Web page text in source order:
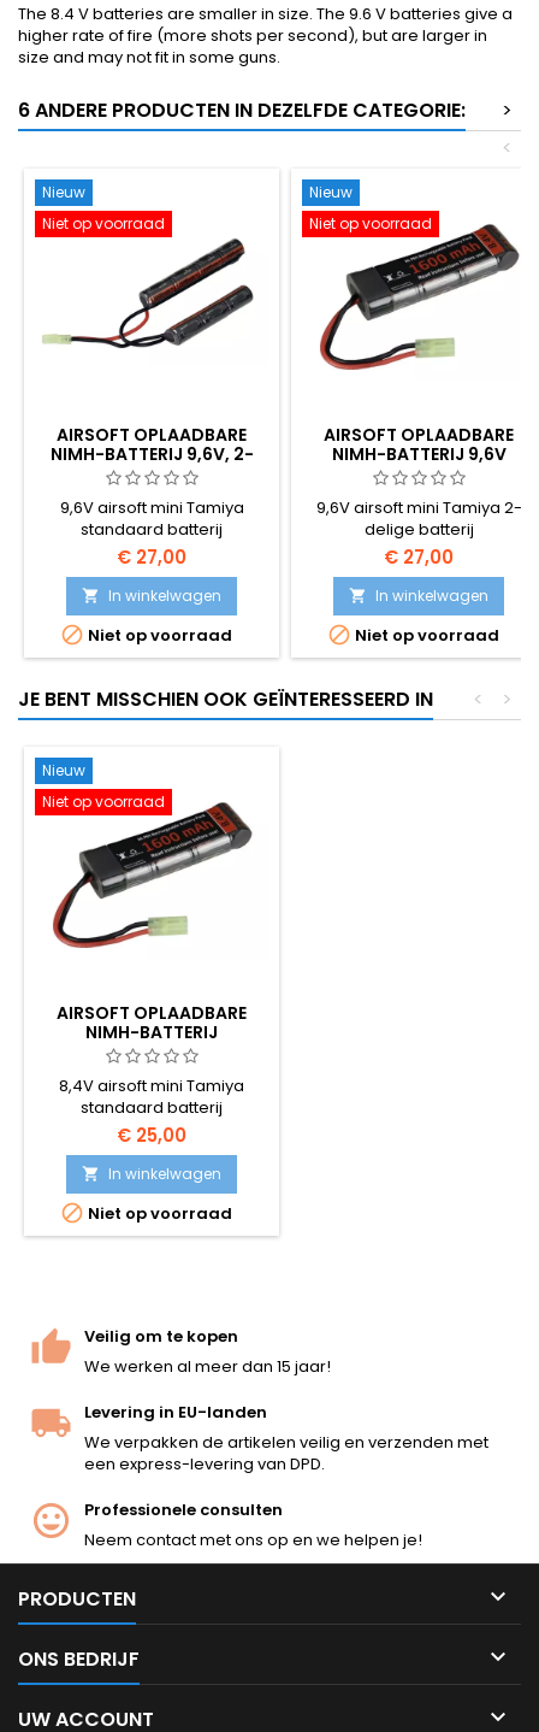
The 8.4 V batteries are smaller in size. The 9.6 V batteries give a
higher rate of fire (more shots per second), but are larger in
size and may not fit in some guns.
6 ANDERE PRODUCTEN IN DEZELFDE CATEGORIE:
>
<
Nieuw
Niet op voorraad
AIRSOFT OPLAADBARE
NIMH-BATTERIJ 9,6V, 2-
DELIG
9,6V airsoft mini Tamiya
standaard batterij
€ 27,00
 In winkelwagen
 Niet op voorraad
Nieuw
Niet op voorraad
AIRSOFT OPLAADBARE
NIMH-BATTERIJ 9,6V
9,6V airsoft mini Tamiya 2-
delige batterij
€ 27,00
 In winkelwagen
 Niet op voorraad
JE BENT MISSCHIEN OOK GEÏNTERESSEERD IN >
<
Nieuw
Niet op voorraad
AIRSOFT OPLAADBARE
NIMH-BATTERIJ
8,4V airsoft mini Tamiya
standaard batterij
€ 25,00
 In winkelwagen
 Niet op voorraad
Veilig om te kopen
We werken al meer dan 15 jaar!
Levering in EU-landen
We verpakken de artikelen veilig en verzenden met
een express-levering van DPD.
Professionele consulten
Neem contact met ons op en we helpen je!
PRODUCTEN 
ONS BEDRIJF 
UW ACCOUNT 